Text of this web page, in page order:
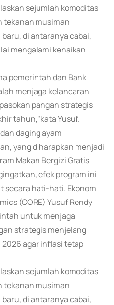
sejumlah komoditas
tekanan musiman
di antaranya cabai,
mengalami kenaikan
pemerintah dan Bank
menjaga kelancaran
pangan strategis
tahun,"kata Yusuf.
daging ayam
yang diharapkan menjadi
Makan Bergizi Gratis
efek program ini
secara hati-hati. Ekonom
(CORE) Yusuf Rendy
untuk menjaga
strategis menjelang
2026 agar inflasi tetap
sejumlah komoditas
tekanan musiman
di antaranya cabai,